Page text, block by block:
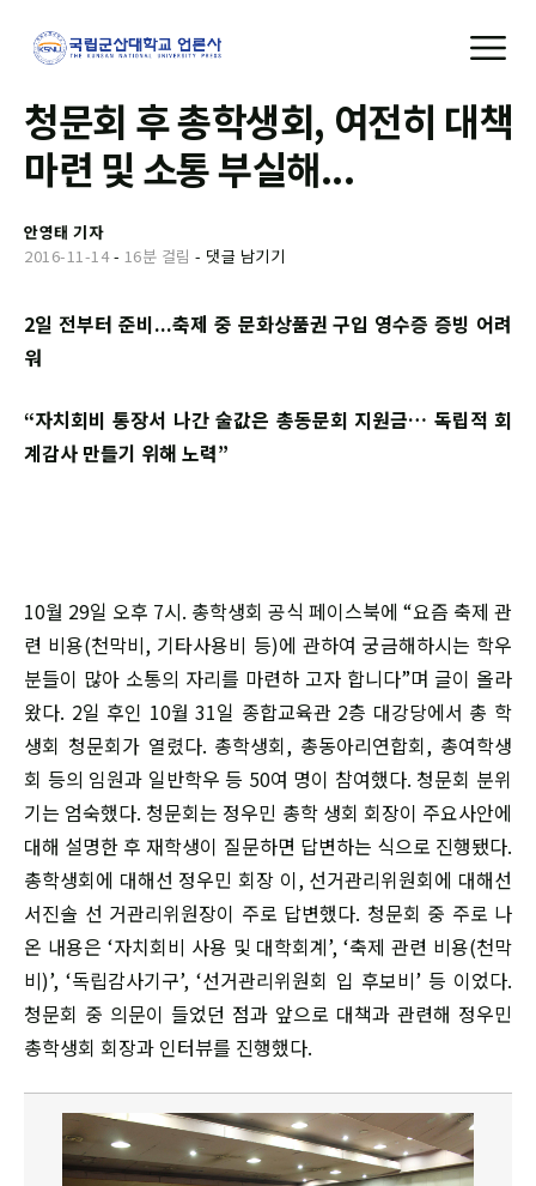
청문회 후 총학생회, 여전히 대책
마련 및 소통 부실해...
안영태 기자
2016-11-14- 16분 걸림 - 댓글 남기기
2일 전부터 준비...축제 중 문화상품권 구입 영수증 증빙 어려
워
“자치회비 통장서 나간 술값은 총동문회 지원금… 독립적 회
계감사 만들기 위해 노력”
10월 29일 오후 7시. 총학생회 공식 페이스북에 “요즘 축제 관
련 비용(천막비, 기타사용비 등)에 관하여 궁금해하시는 학우
분들이 많아 소통의 자리를 마련하 고자 합니다”며 글이 올라
왔다. 2일 후인 10월 31일 종합교육관 2층 대강당에서 총 학
생회 청문회가 열렸다. 총학생회, 총동아리연합회, 총여학생
회 등의 임원과 일반학우 등 50여 명이 참여했다. 청문회 분위
기는 엄숙했다. 청문회는 정우민 총학 생회 회장이 주요사안에
대해 설명한 후 재학생이 질문하면 답변하는 식으로 진행됐다.
총학생회에 대해선 정우민 회장 이, 선거관리위원회에 대해선
서진솔 선 거관리위원장이 주로 답변했다. 청문회 중 주로 나
온 내용은 ‘자치회비 사용 및 대학회계’, ‘축제 관련 비용(천막
비)’, ‘독립감사기구’, ‘선거관리위원회 입 후보비’ 등 이었다.
청문회 중 의문이 들었던 점과 앞으로 대책과 관련해 정우민
총학생회 회장과 인터뷰를 진행했다.